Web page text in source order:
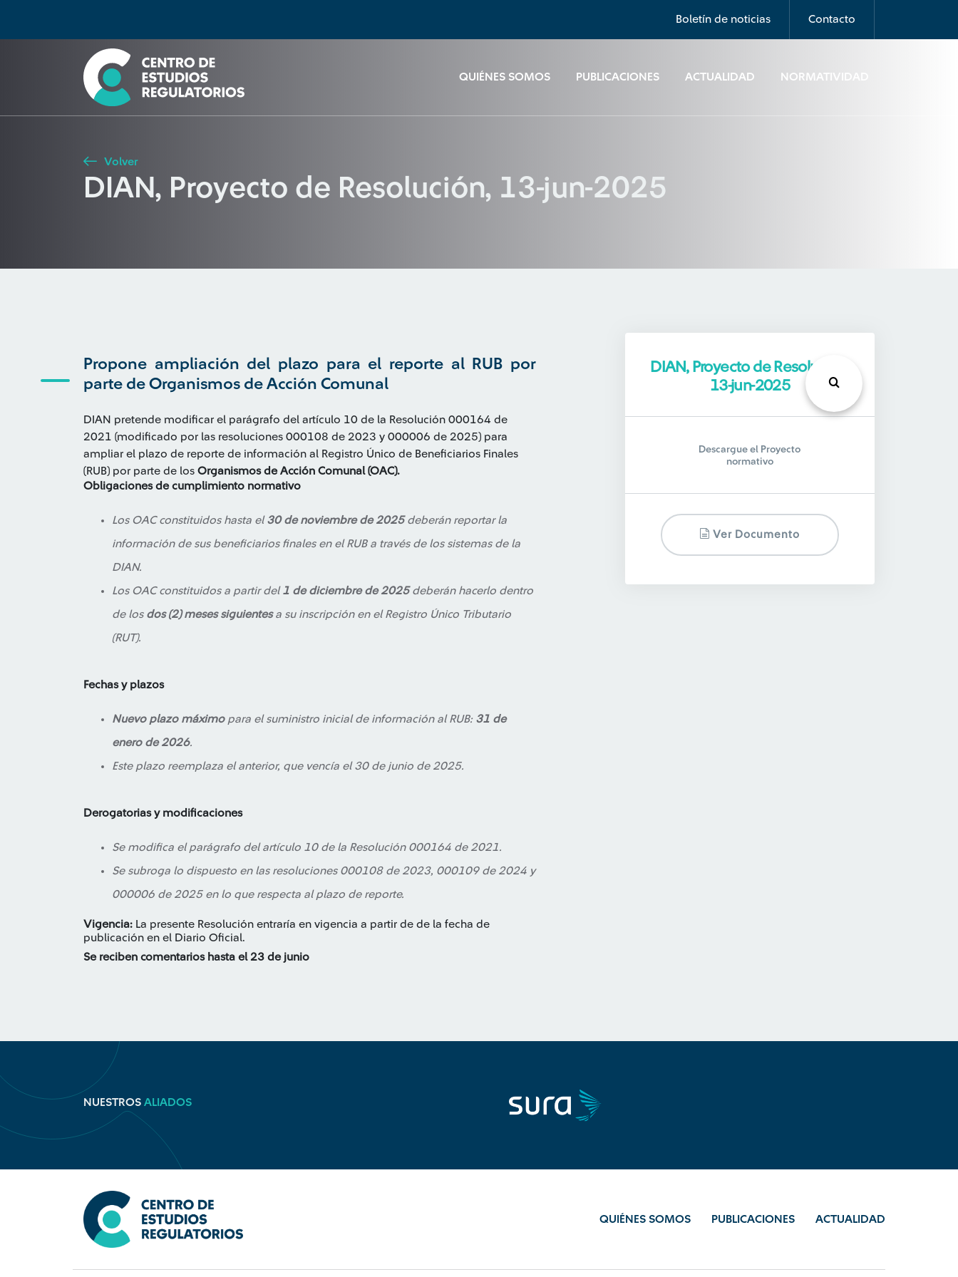
Boletín de noticias Contacto
QUIÉNES SOMOS PUBLICACIONES ACTUALIDAD NORMATIVIDAD
Seleccione país
Buscar
Volver
DIAN, Proyecto de Resolución, 13-jun-2025
Propone ampliación del plazo para el reporte al RUB por
parte de Organismos de Acción Comunal
DIAN pretende modificar el parágrafo del artículo 10 de la Resolución 000164 de
2021 (modificado por las resoluciones 000108 de 2023 y 000006 de 2025) para
ampliar el plazo de reporte de información al Registro Único de Beneficiarios Finales
(RUB) por parte de los Organismos de Acción Comunal (OAC).
Obligaciones de cumplimiento normativo
Los OAC constituidos hasta el30 de noviembre de 2025deberán reportar la
información de sus beneficiarios finales en el RUB a través de los sistemas de la
DIAN.
Los OAC constituidos a partir del1 de diciembre de 2025deberán hacerlo dentro
de los dos (2) meses siguientesa su inscripción en el Registro Único Tributario
(RUT).
Fechas y plazos
Nuevo plazo máximopara el suministro inicial de información al RUB: 31 de
enero de 2026.
Este plazo reemplaza el anterior, que vencía el 30 de junio de 2025.
Derogatorias y modificaciones
Se modifica el parágrafo del artículo 10 de la Resolución 000164 de 2021.
Se subroga lo dispuesto en las resoluciones 000108 de 2023, 000109 de 2024 y
000006 de 2025 en lo que respecta al plazo de reporte.
Vigencia: La presente Resolución entraría en vigencia a partir de de la fecha de
publicación en el Diario Oficial.
Se reciben comentarios hasta el 23 de junio
DIAN, Proyecto de Resolución,
13-jun-2025
Descargue el Proyecto
normativo
Ver Documento
NUESTROS ALIADOS
QUIÉNES SOMOS PUBLICACIONES ACTUALIDAD